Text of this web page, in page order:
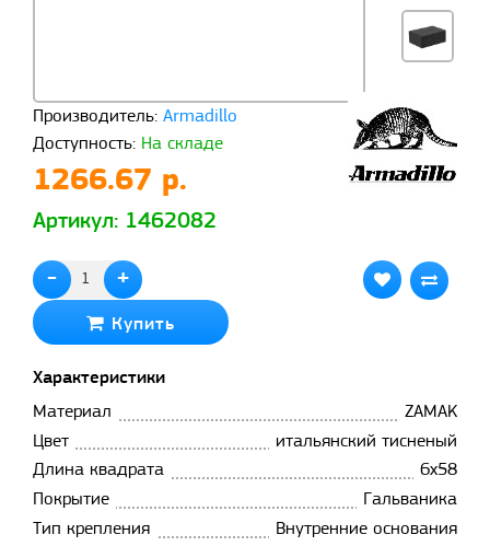
Производитель: Armadillo
Доступность: На складе
1266.67 р.
Артикул: 1462082
- +
Купить
Характеристики
Материал
ZAMAK
Цвет
итальянский тисненый
Длина квадрата
6x58
Покрытие
Гальваника
Тип крепления
Внутренние основания